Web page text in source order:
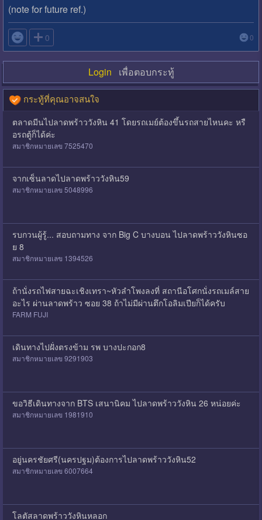
(note for future ref.)
 0 0
Login เพื่อตอบกระทู้
กระทู้ที่คุณอาจสนใจ
ตลาดมีนไปลาดพร้าววังหิน 41 โดยรถเมย์ต้องขึ้นรถสายไหนคะ หรื
อรถตู้ก็ได้ค่ะ
สมาชิกหมายเลข 7525470
จากเซ็นลาดไปลาดพร้าววังหิน59
สมาชิกหมายเลข 5048996
รบกวนผู้รู้... สอบถามทาง จาก Big C บางบอน ไปลาดพร้าววังหินซอ
ย 8
สมาชิกหมายเลข 1394526
ถ้านั่งรถไฟสายฉะเชิงเทรา~หัวลำโพงลงที่ สถานีอโศกนั่งรถเมล์สาย
อะไร ผ่านลาดพร้าว ซอย 38 ถ้าไม่มีผ่านตึกโอลิมเปียก็ได้ครับ
FARM FUJI
เดินทางไปฝั่งตรงข้าม รพ บางปะกอก8
สมาชิกหมายเลข 9291903
ขอวิธีเดินทางจาก BTS เสนานิคม ไปลาดพร้าววังหิน 26 หน่อยค่ะ
สมาชิกหมายเลข 1981910
อยู่นครชัยศรี(นครปฐม)ต้องการไปลาดพร้าววังหิน52
สมาชิกหมายเลข 6007664
โลตัสลาดพร้าววังหินหลอก